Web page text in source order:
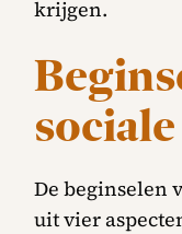
krijgen.
De beginselen
uit vier